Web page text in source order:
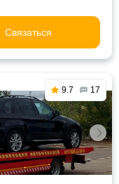
Связаться
9.7 17